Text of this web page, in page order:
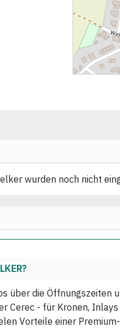
wurden noch nicht
über die Öffnungszeiten
Cerec - für Kronen,
Vorteile einer